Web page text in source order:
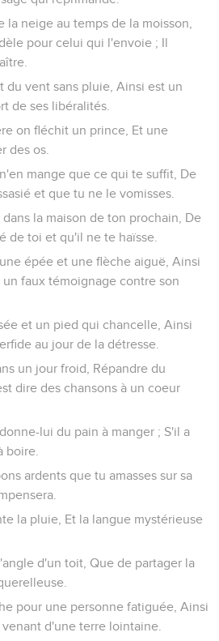
la neige au temps de la moisson,
pour celui qui l'envoie ; Il
du vent sans pluie, Ainsi est un
de ses libéralités.
on fléchit un prince, Et une
des os.
mange que ce qui te suffit, De
et que tu ne le vomisses.
la maison de ton prochain, De
de toi et qu'il ne te haïsse.
épée et une flèche aiguë, Ainsi
faux témoignage contre son
et un pied qui chancelle, Ainsi
au jour de la détresse.
un jour froid, Répandre du
dire des chansons à un coeur
lui du pain à manger ; S'il a
boire.
ardents que tu amasses sur sa
la pluie, Et la langue mystérieuse
d'un toit, Que de partager la
pour une personne fatiguée, Ainsi
d'une terre lointaine.